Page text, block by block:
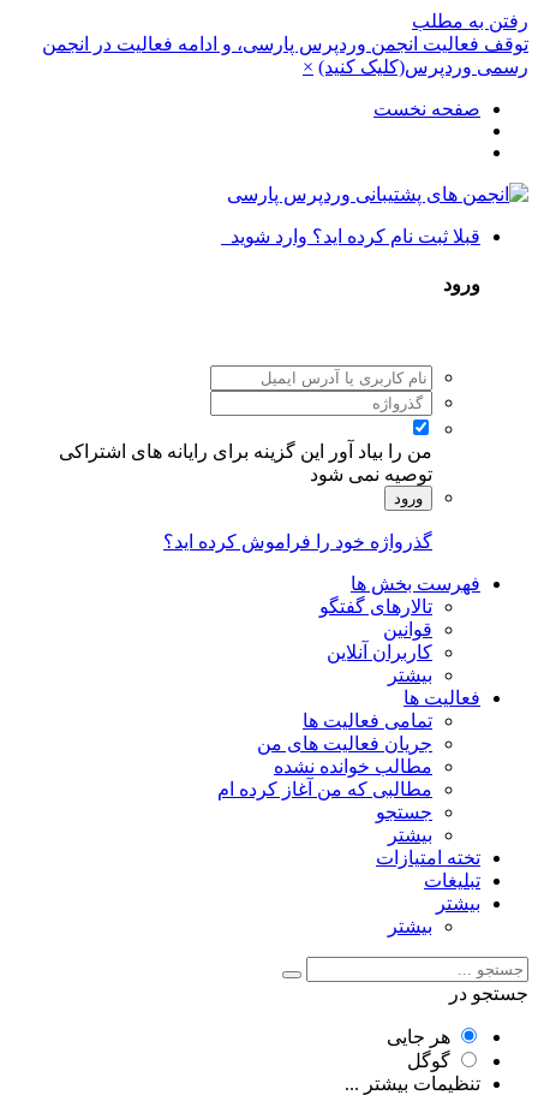
رفتن به مطلب
توقف فعالیت انجمن وردپرس پارسی، و ادامه فعالیت در انجمن
رسمی وردپرس(کلیک کنید) ×
صفحه نخست
قبلا ثبت نام کرده اید؟ وارد شوید
ورود
من را بیاد آور
این گزینه برای رایانه های اشتراکی
توصیه نمی شود
ورود
گذرواژه خود را فراموش کرده اید؟
فهرست بخش ها
تالارهای گفتگو
قوانین
کاربران آنلاین
بیشتر
فعالیت ها
تمامی فعالیت ها
جریان فعالیت های من
مطالب خوانده نشده
مطالبی که من آغاز کرده ام
جستجو
بیشتر
تخته امتیازات
تبلیغات
بیشتر
بیشتر
جستجو در
هر جایی
گوگل
تنظیمات بیشتر ...